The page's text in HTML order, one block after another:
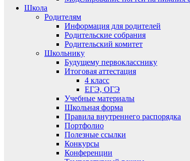
Школа
Родителям
Информация для родителей
Родительские собрания
Родительский комитет
Школьнику
Будущему первокласснику
Итоговая аттестация
4 класс
ЕГЭ, ОГЭ
Учебные материалы
Школьная форма
Правила внутреннего распорядка
Портфолио
Полезные ссылки
Конкурсы
Конференции